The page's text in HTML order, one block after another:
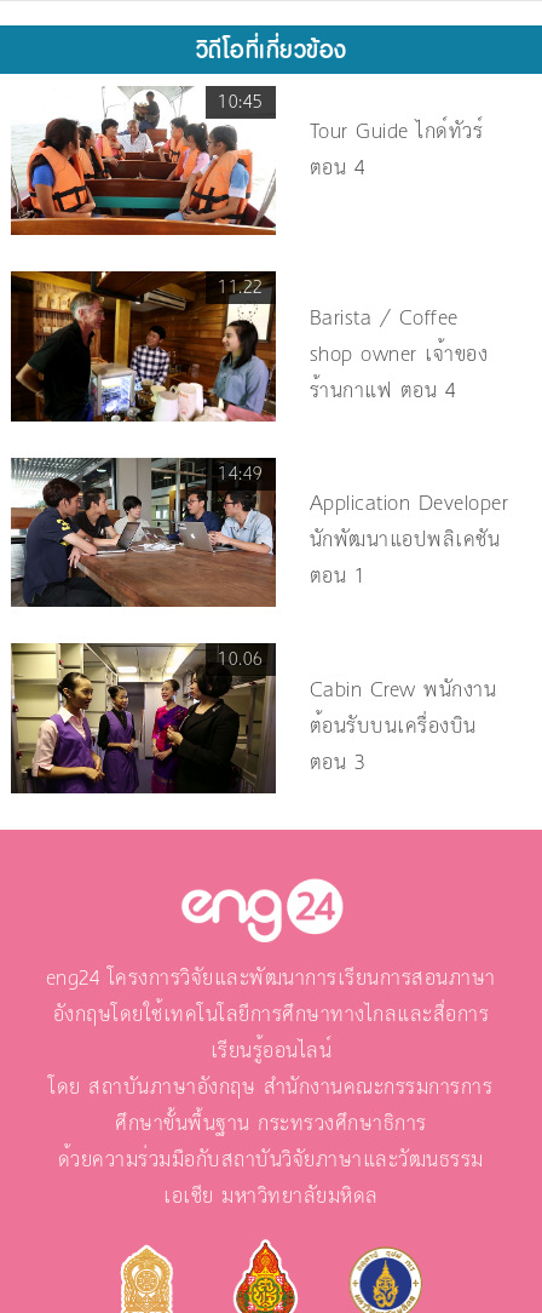
วิดีโอที่เกี่ยวข้อง
10:45
Tour Guide ไกด์ทัวร์
ตอน 4
11.22
Barista / Coffee
shop owner เจ้าของ
ร้านกาแฟ ตอน 4
14:49
Application Developer
นักพัฒนาแอปพลิเคชัน
ตอน 1
10.06
Cabin Crew พนักงาน
ต้อนรับบนเครื่องบิน
ตอน 3
eng24 โครงการวิจัยและพัฒนาการเรียนการสอนภาษา
อังกฤษโดยใช้เทคโนโลยีการศึกษาทางไกลและสื่อการ
เรียนรู้ออนไลน์
โดย สถาบันภาษาอังกฤษ สำนักงานคณะกรรมการการ
ศึกษาขั้นพื้นฐาน กระทรวงศึกษาธิการ
ด้วยความร่วมมือกับสถาบันวิจัยภาษาและวัฒนธรรม
เอเชีย มหาวิทยาลัยมหิดล